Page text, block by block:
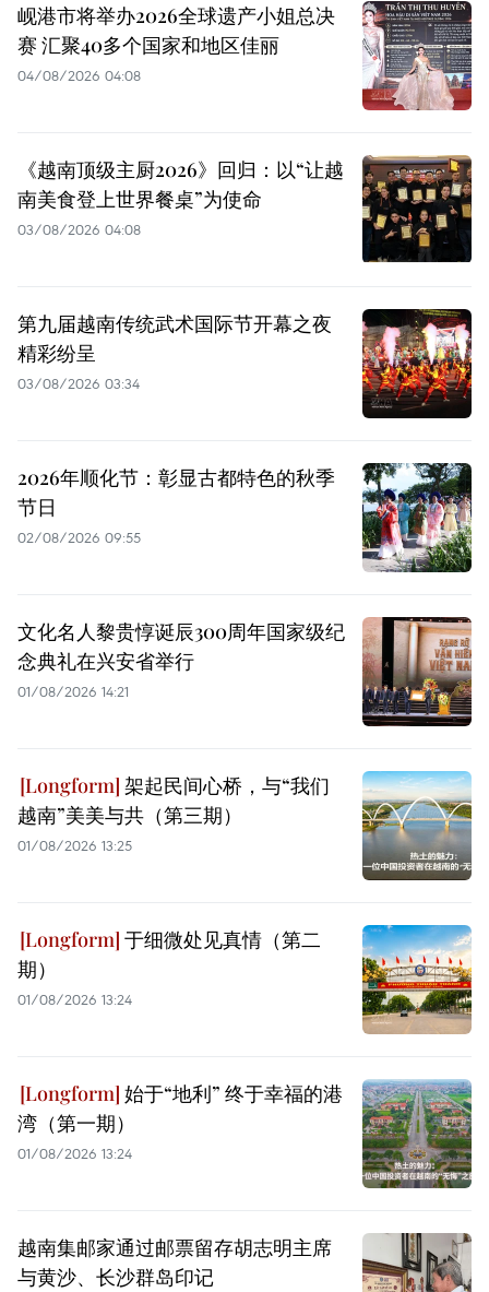
岘港市将举办2026全球遗产小姐总决
赛 汇聚40多个国家和地区佳丽
04/08/2026 04:08
《越南顶级主厨2026》回归：以“让越
南美食登上世界餐桌”为使命
03/08/2026 04:08
第九届越南传统武术国际节开幕之夜
精彩纷呈
03/08/2026 03:34
2026年顺化节：彰显古都特色的秋季
节日
02/08/2026 09:55
文化名人黎贵惇诞辰300周年国家级纪
念典礼在兴安省举行
01/08/2026 14:21
架起民间心桥，与“我们
越南”美美与共（第三期）
01/08/2026 13:25
于细微处见真情（第二
期）
01/08/2026 13:24
始于“地利” 终于幸福的港
湾（第一期）
01/08/2026 13:24
越南集邮家通过邮票留存胡志明主席
与黄沙、长沙群岛印记